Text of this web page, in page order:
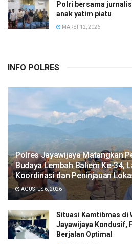
Polri bersama
anak yatim piatu
MARET 12, 2026
INFO POLRES
Polres Jayawijaya Matangkan
Budaya Lembah Baliem Ke-34,
Koordinasi dan Peninjauan
AGUSTUS 6, 2026
Situasi Kamtibmas di
Jayawijaya Kondusif,
Berjalan Optimal